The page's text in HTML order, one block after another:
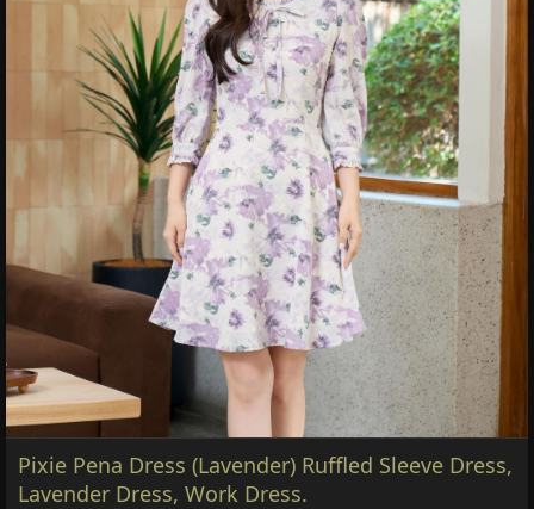
Pixie Pena Dress (Lavender) Ruffled Sleeve Dress,
Lavender Dress, Work Dress.